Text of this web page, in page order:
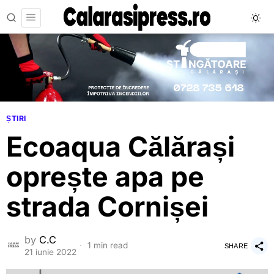
ȘTIRI
Ecoaqua Călărași
oprește apa pe
strada Cornișei
by C.C
21 iunie 2022
1 min read SHARE